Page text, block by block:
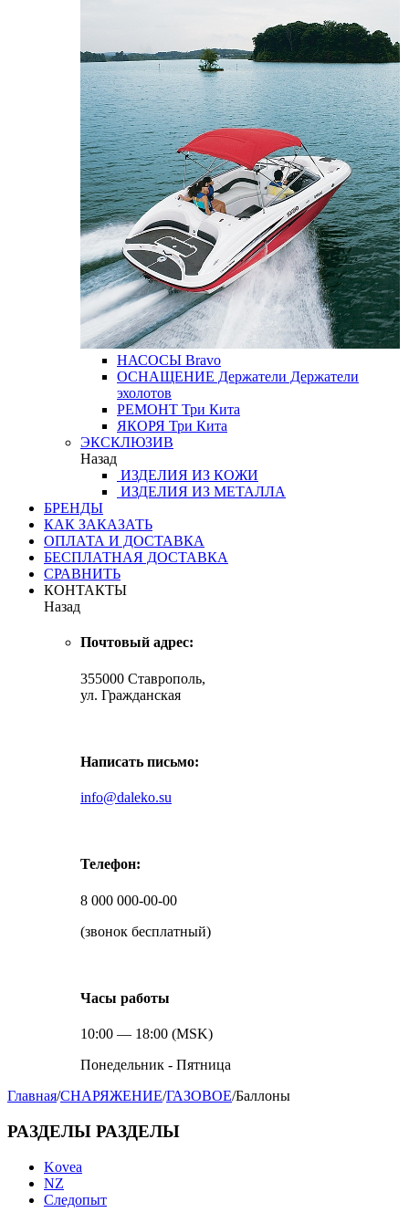
НАСОСЫ Bravo
ОСНАЩЕНИЕ Держатели Держатели
эхолотов
РЕМОНТ Три Кита
ЯКОРЯ Три Кита
ЭКСКЛЮЗИВ
Назад
ИЗДЕЛИЯ ИЗ КОЖИ
ИЗДЕЛИЯ ИЗ МЕТАЛЛА
БРЕНДЫ
КАК ЗАКАЗАТЬ
ОПЛАТА И ДОСТАВКА
БЕСПЛАТНАЯ ДОСТАВКА
СРАВНИТЬ
КОНТАКТЫ
Назад
Почтовый адрес:
355000 Ставрополь,
ул. Гражданская
Написать письмо:
info@daleko.su
Телефон:
8 000 000-00-00
(звонок бесплатный)
Часы работы
10:00 — 18:00 (MSK)
Понедельник - Пятница
Главная/СНАРЯЖЕНИЕ/ГАЗОВОЕ/Баллоны
РАЗДЕЛЫ РАЗДЕЛЫ
Kovea
NZ
Следопыт